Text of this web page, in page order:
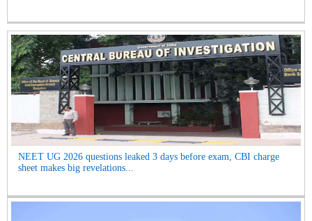
NEET UG 2026 questions leaked 3 days before exam, CBI charge
sheet makes big revelations...